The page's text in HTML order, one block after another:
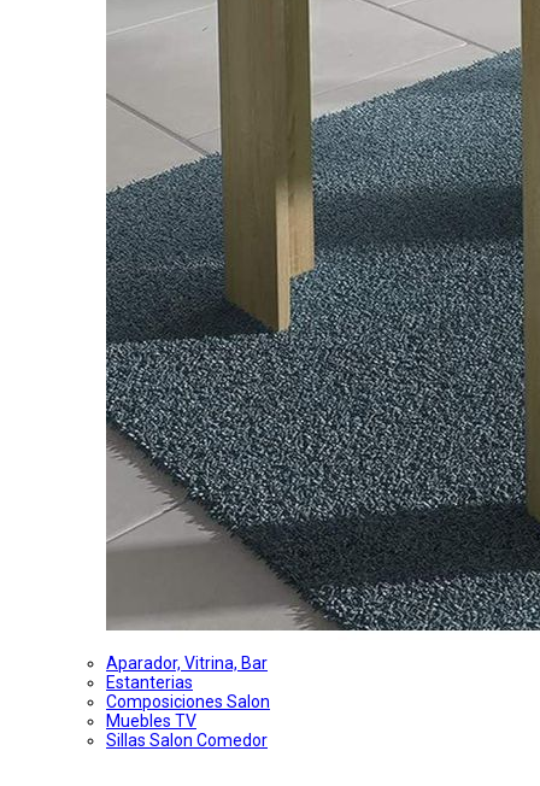
Aparador, Vitrina, Bar
Estanterias
Composiciones Salon
Muebles TV
Sillas Salon Comedor